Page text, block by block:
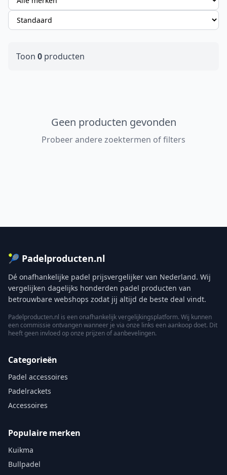
Toon 0 producten
Geen producten gevonden
Probeer andere zoektermen of filters
🎾 Padelproducten.nl
Dé onafhankelijke padel prijsvergelijker van Nederland. Wij
vergelijken dagelijks honderden padel producten van
betrouwbare webshops zodat jij altijd de beste deal vindt.
Padelproducten.nl is een onafhankelijk vergelijkingsplatform. Wij kunnen
een commissie ontvangen wanneer je via onze links een aankoop doet. Dit
heeft geen invloed op onze prijzen of aanbevelingen.
Categorieën
Padel accessoires
Padelrackets
Accessoires
Populaire merken
Kuikma
Bullpadel